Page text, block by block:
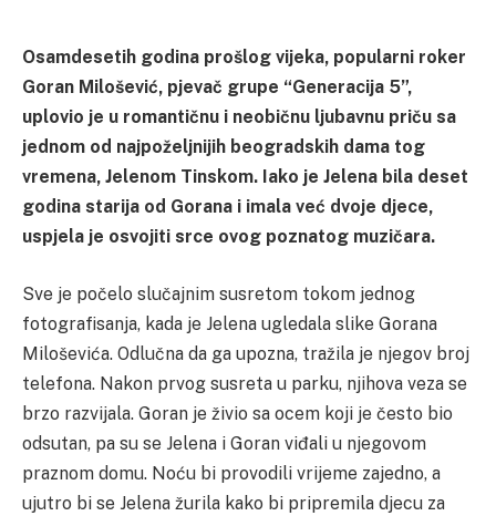
Osamdesetih godina prošlog vijeka, popularni roker
Goran Milošević, pjevač grupe “Generacija 5”,
uplovio je u romantičnu i neobičnu ljubavnu priču sa
jednom od najpoželjnijih beogradskih dama tog
vremena, Jelenom Tinskom. Iako je Jelena bila deset
godina starija od Gorana i imala već dvoje djece,
uspjela je osvojiti srce ovog poznatog muzičara.
Sve je počelo slučajnim susretom tokom jednog
fotografisanja, kada je Jelena ugledala slike Gorana
Miloševića. Odlučna da ga upozna, tražila je njegov broj
telefona. Nakon prvog susreta u parku, njihova veza se
brzo razvijala. Goran je živio sa ocem koji je često bio
odsutan, pa su se Jelena i Goran viđali u njegovom
praznom domu. Noću bi provodili vrijeme zajedno, a
ujutro bi se Jelena žurila kako bi pripremila djecu za